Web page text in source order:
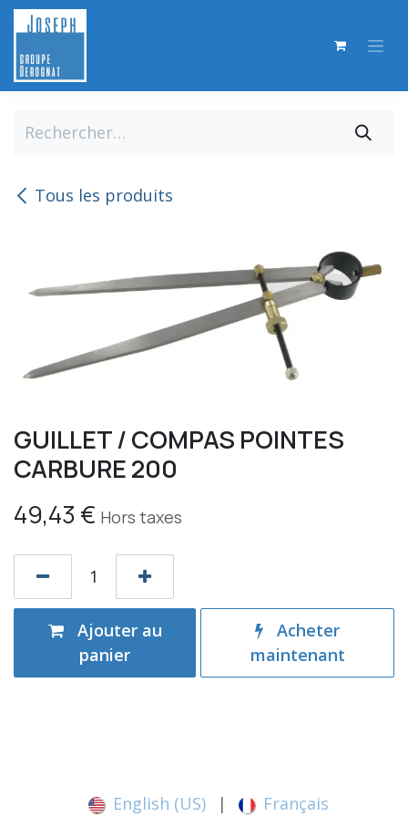
Se rendre au contenu
Tous les produits
GUILLET / COMPAS POINTES
CARBURE 200
49,43€ Hors taxes
Ajouter au
panier
Acheter
maintenant
English (US) | Français